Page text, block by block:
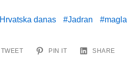
Hrvatska danas Jadran magla
TWEET PIN IT SHARE